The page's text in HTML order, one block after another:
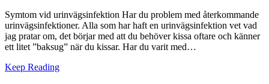
Symtom vid urinvägsinfektion Har du problem med återkommande
urinvägsinfektioner. Alla som har haft en urinvägsinfektion vet vad
jag pratar om, det börjar med att du behöver kissa oftare och känner
ett litet ”baksug” när du kissar. Har du varit med…
Keep Reading